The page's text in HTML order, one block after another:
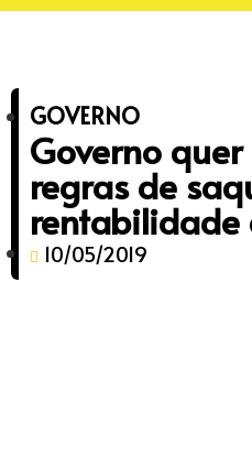
GOVERNO
Governo
regras de
rentabilidade
10/05/2019